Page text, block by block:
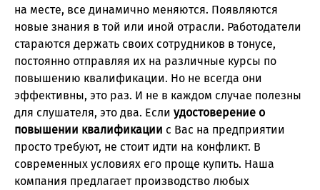
на месте, все динамично меняются. Появляются
новые знания в той или иной отрасли. Работодатели
стараются держать своих сотрудников в тонусе,
постоянно отправляя их на различные курсы по
повышению квалификации. Но не всегда они
эффективны, это раз. И не в каждом случае полезны
для слушателя, это два. Если удостоверение о
повышении квалификации с Вас на предприятии
просто требуют, не стоит идти на конфликт. В
современных условиях его проще купить. Наша
компания предлагает производство любых